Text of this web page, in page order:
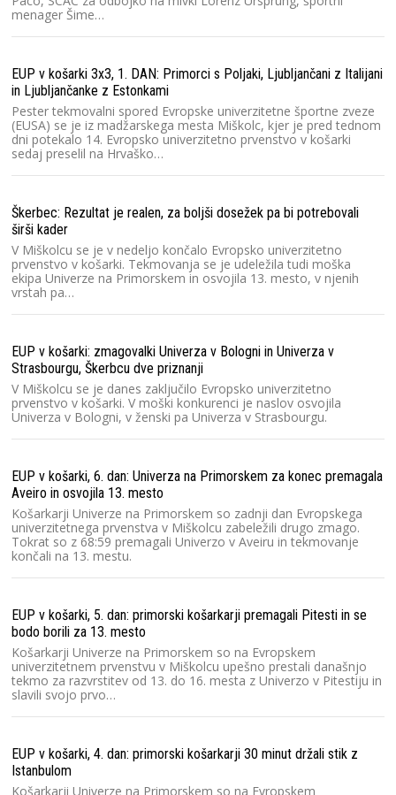
menager Šime…
EUP v košarki 3x3, 1. DAN: Primorci s Poljaki, Ljubljančani z Italijani
in Ljubljančanke z Estonkami
Pester tekmovalni spored Evropske univerzitetne športne zveze
(EUSA) se je iz madžarskega mesta Miškolc, kjer je pred tednom
dni potekalo 14. Evropsko univerzitetno prvenstvo v košarki
sedaj preselil na Hrvaško…
Škerbec: Rezultat je realen, za boljši dosežek pa bi potrebovali
širši kader
V Miškolcu se je v nedeljo končalo Evropsko univerzitetno
prvenstvo v košarki. Tekmovanja se je udeležila tudi moška
ekipa Univerze na Primorskem in osvojila 13. mesto, v njenih
vrstah pa…
EUP v košarki: zmagovalki Univerza v Bologni in Univerza v
Strasbourgu, Škerbcu dve priznanji
V Miškolcu se je danes zaključilo Evropsko univerzitetno
prvenstvo v košarki. V moški konkurenci je naslov osvojila
Univerza v Bologni, v ženski pa Univerza v Strasbourgu.
EUP v košarki, 6. dan: Univerza na Primorskem za konec premagala
Aveiro in osvojila 13. mesto
Košarkarji Univerze na Primorskem so zadnji dan Evropskega
univerzitetnega prvenstva v Miškolcu zabeležili drugo zmago.
Tokrat so z 68:59 premagali Univerzo v Aveiru in tekmovanje
končali na 13. mestu.
EUP v košarki, 5. dan: primorski košarkarji premagali Pitesti in se
bodo borili za 13. mesto
Košarkarji Univerze na Primorskem so na Evropskem
univerzitetnem prvenstvu v Miškolcu upešno prestali današnjo
tekmo za razvrstitev od 13. do 16. mesta z Univerzo v Pitestiju in
slavili svojo prvo…
EUP v košarki, 4. dan: primorski košarkarji 30 minut držali stik z
Istanbulom
Košarkarji Univerze na Primorskem so na Evropskem